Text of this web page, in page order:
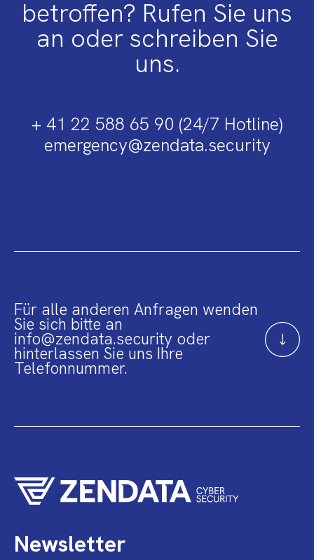
betroffen? Rufen Sie uns
an oder schreiben Sie
uns.
+ 41 22 588 65 90 (24/7 Hotline)
emergency@zendata.security
Für alle anderen Anfragen wenden
Sie sich bitte an
info@zendata.security oder
hinterlassen Sie uns Ihre
Telefonnummer.
Newsletter